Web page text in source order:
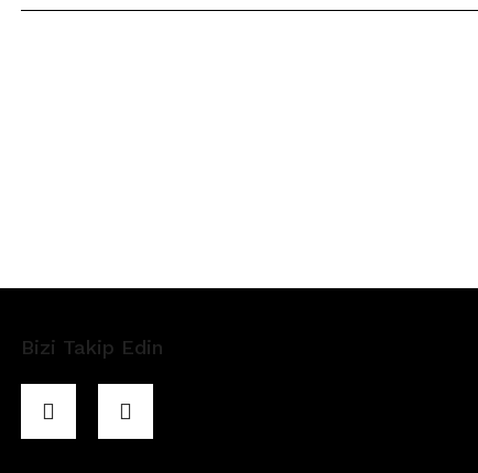
Bizi Takip Edin